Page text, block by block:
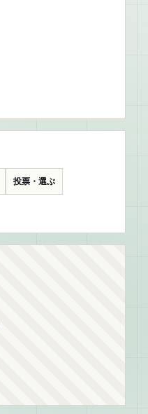
投票・選ぶ